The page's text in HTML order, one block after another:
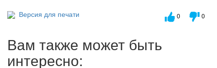
Версия для печати
0 0
Вам также может быть
интересно: